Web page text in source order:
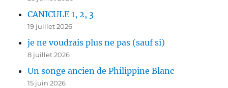
CANICULE 1, 2, 3
19 juillet 2026
je ne voudrais plus ne pas (sauf si)
8 juillet 2026
Un songe ancien de Philippine Blanc
15 juin 2026